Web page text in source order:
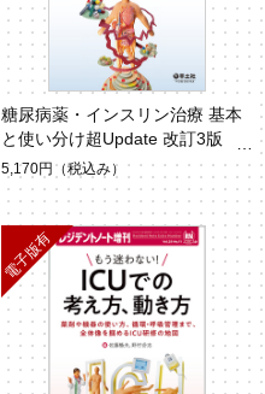
糖尿病薬・インスリン治療 基本
と使い分け超Update 改訂3版
（レジデントノート Vol.27 No.
5）
5,170円 （税込み）